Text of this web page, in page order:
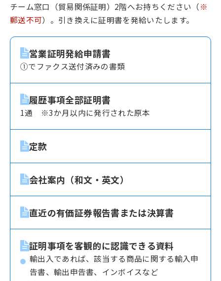
チーム窓口（貿易関係証明）2階へお持ちください（※
郵送不可）。引き換えに証明書を発給いたします。
営業証明発給申請書
①でファクス送付済みの書類
履歴事項全部証明書
1通 ※3か月以内に発行された原本
定款
会社案内（和文・英文）
直近の有価証券報告書または決算書
証明事項を客観的に認識できる資料
輸出入であれば、該当する商品に関する輸入申
告書、輸出申告書、インボイスなど